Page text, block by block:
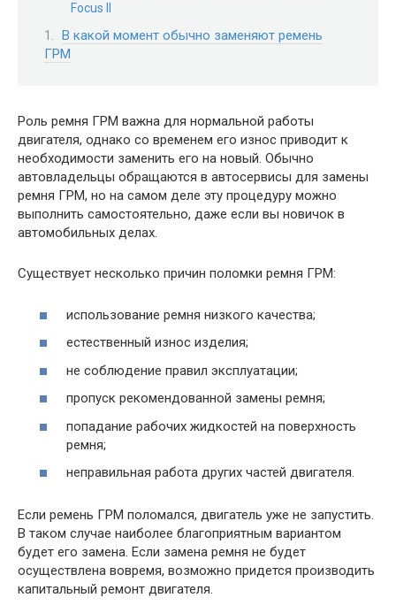
Focus II
В какой момент обычно заменяют ремень
ГРМ
Роль ремня ГРМ важна для нормальной работы
двигателя, однако со временем его износ приводит к
необходимости заменить его на новый. Обычно
автовладельцы обращаются в автосервисы для замены
ремня ГРМ, но на самом деле эту процедуру можно
выполнить самостоятельно, даже если вы новичок в
автомобильных делах.
Существует несколько причин поломки ремня ГРМ:
использование ремня низкого качества;
естественный износ изделия;
не соблюдение правил эксплуатации;
пропуск рекомендованной замены ремня;
попадание рабочих жидкостей на поверхность
ремня;
неправильная работа других частей двигателя.
Если ремень ГРМ поломался, двигатель уже не запустить.
В таком случае наиболее благоприятным вариантом
будет его замена. Если замена ремня не будет
осуществлена вовремя, возможно придется производить
капитальный ремонт двигателя.